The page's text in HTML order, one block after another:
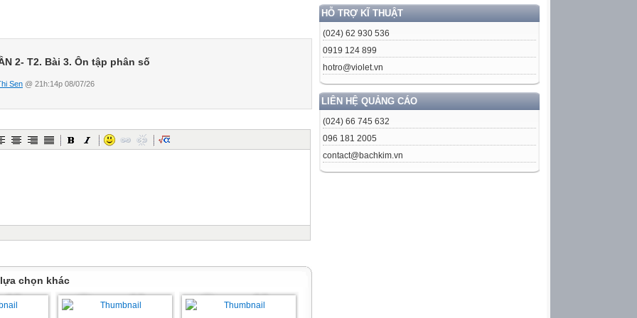
HỖ TRỢ KĨ THUẬT
(024) 62 930 536
0919 124 899
hotro@violet.vn
LIÊN HỆ QUẢNG CÁO
(024) 66 745 632
096 181 2005
contact@bachkim.vn
số nào dưới đây?
2- T2. Bài 3. Ôn tập phân số
Sen @ 21h:14p 08/07/26
chọn khác